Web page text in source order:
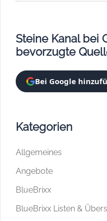
Steine Kanal bei
bevorzugte
Bei Google
Kategorien
Allgemeines
Angebote
BlueBrixx
BlueBrixx Listen &